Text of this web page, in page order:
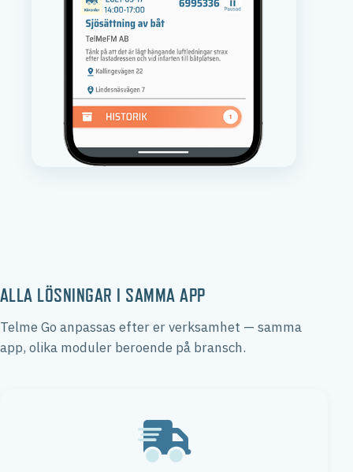
ALLA LÖSNINGAR I SAMMA APP
Telme Go anpassas efter er verksamhet — samma
app, olika moduler beroende på bransch.